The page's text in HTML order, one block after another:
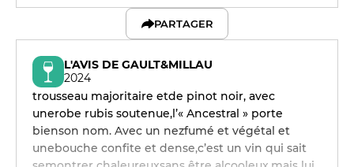
PARTAGER
L'AVIS DE GAULT&MILLAU
2024
trousseau majoritaire etde pinot noir, avec
unerobe rubis soutenue,l’« Ancestral » porte
bienson nom. Avec un nezfumé et végétal et
unebouche confite et dense,c’est un vin qui sait